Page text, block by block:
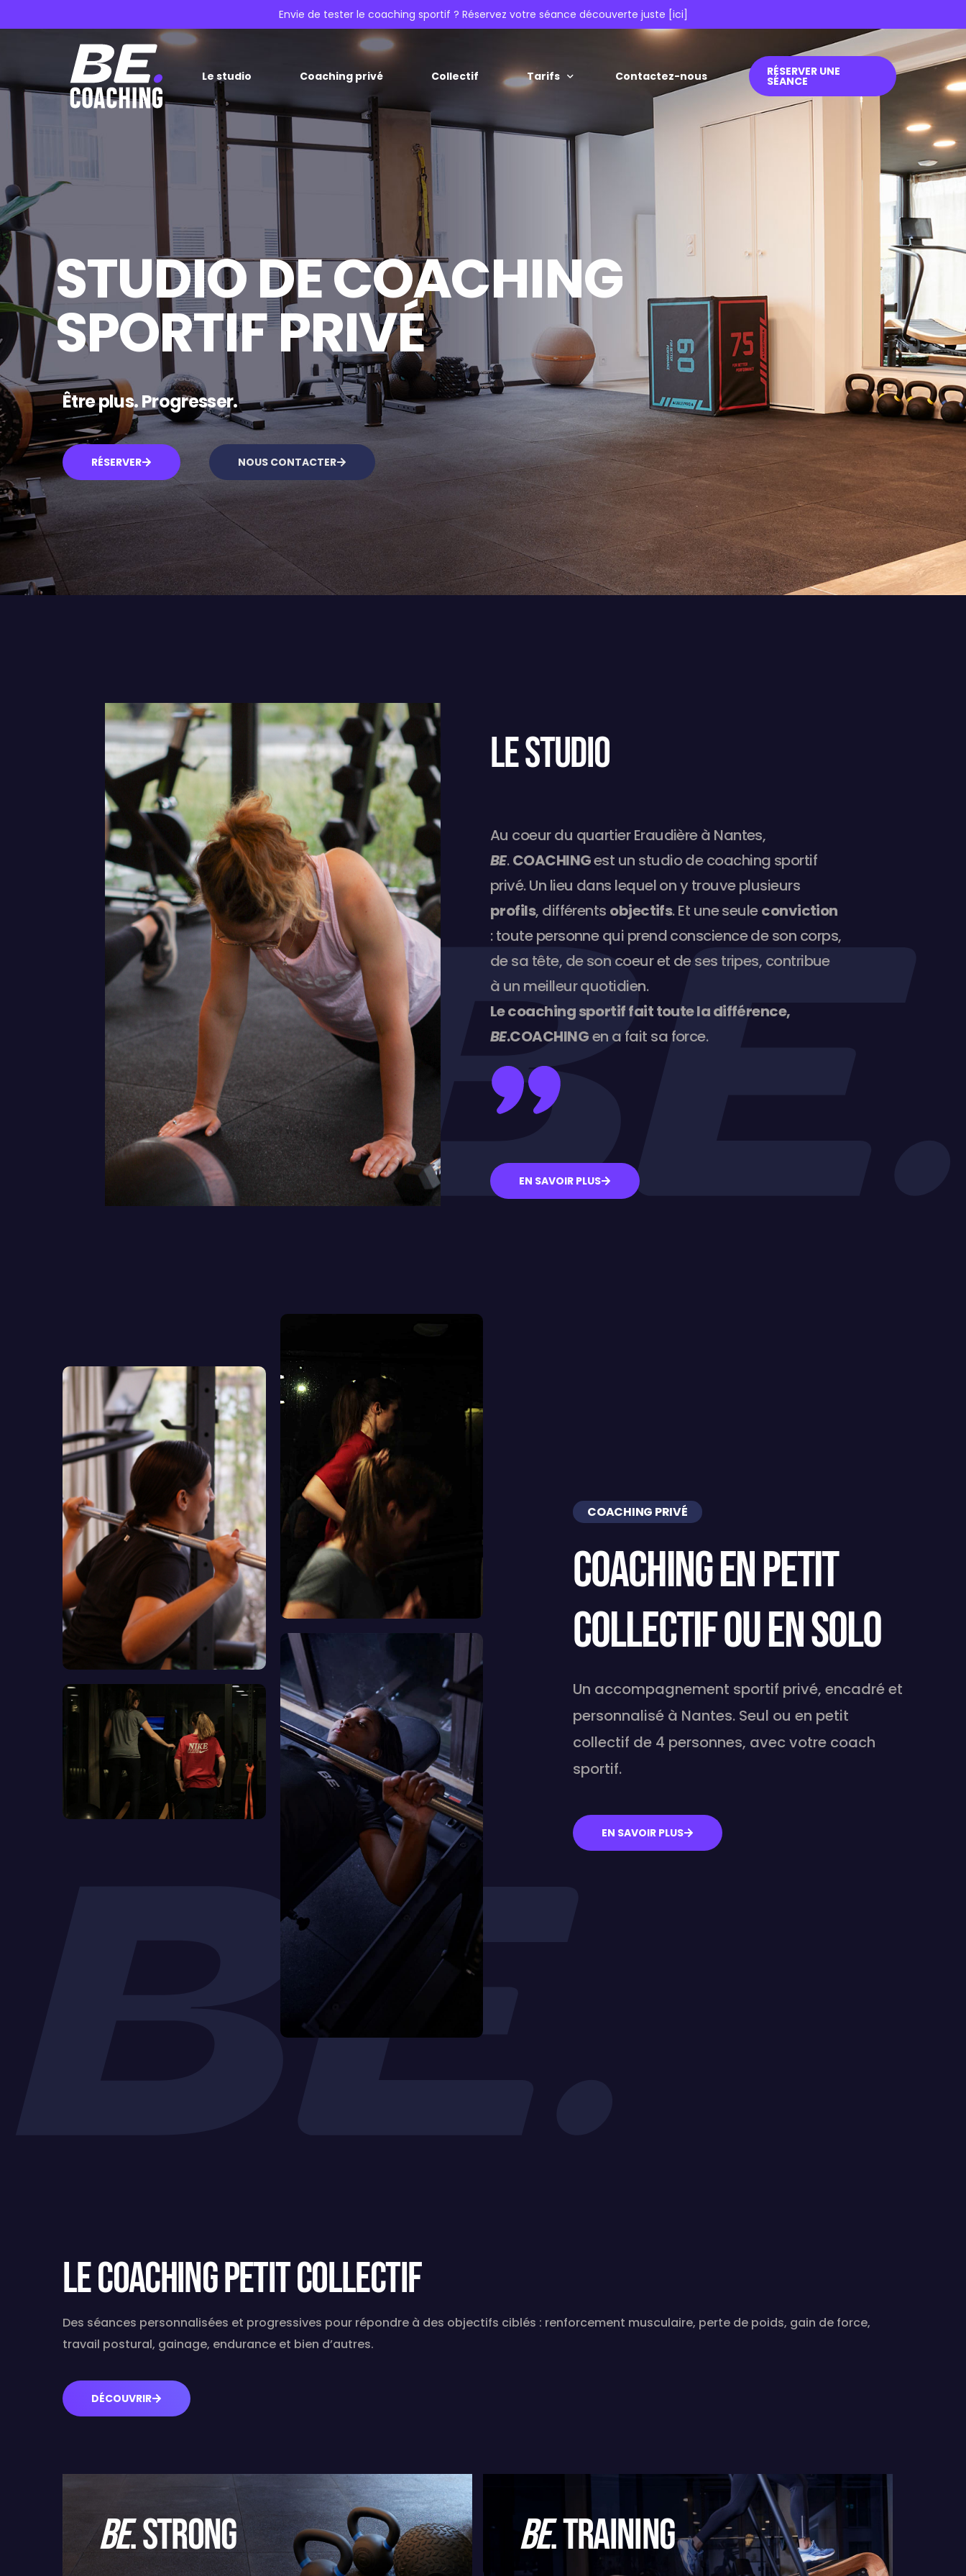
Envie de tester le coaching sportif ? Réservez votre séance découverte juste [ici
Le studio Coaching privé Collectif Tarifs
À la carte
Abonnements
Contactez-nous RÉSERVER UNE
SÉANCE
STUDIO DE COACHING
SPORTIF PRIVÉ
Être plus. Progresser.
RÉSERVER NOUS CONTACTER
LE STUDIO
Au coeur du quartier Eraudière à Nantes,
BE.COACHINGest un studio de coaching sportif
privé. Un lieu dans lequel on y trouve plusieurs
profils, différents objectifs. Et une seuleconviction
: toute personne qui prend conscience de son corps,
de sa tête, de son coeur et de ses tripes, contribue
à un meilleur quotidien.
Le coaching sportif fait toute la différence,
BE.COACHINGen a fait sa force.
EN SAVOIR PLUS
COACHING PRIVÉ
coaching en petit
collectif ou en solo
Un accompagnement sportif privé, encadré et
personnalisé à Nantes. Seul ou en petit
collectif de 4 personnes, avec votre coach
sportif.
EN SAVOIR PLUS
LE COACHING PETIT COLLECTif
Des séances personnalisées et progressives pour répondre à des objectifs ciblés : renforcement musculaire, perte de poids, gain de force,
travail postural, gainage, endurance et bien d’autres.
DÉCOUVRIR
BE.STRONG BE.TRAINING